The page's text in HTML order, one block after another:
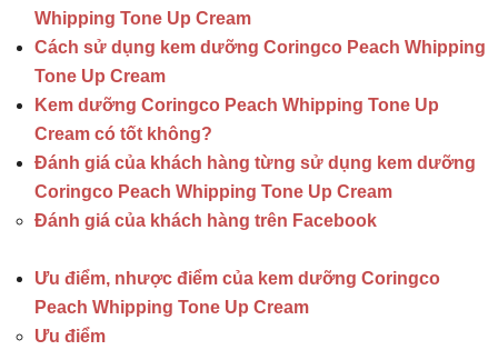
Whipping Tone Up Cream
Cách sử dụng kem dưỡng Coringco Peach Whipping
Tone Up Cream
Kem dưỡng Coringco Peach Whipping Tone Up
Cream có tốt không?
Đánh giá của khách hàng từng sử dụng kem dưỡng
Coringco Peach Whipping Tone Up Cream
Đánh giá của khách hàng trên Facebook
Ưu điểm, nhược điểm của kem dưỡng Coringco
Peach Whipping Tone Up Cream
Ưu điểm